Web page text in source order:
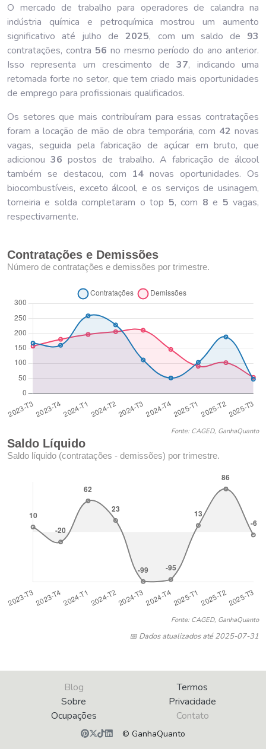
O mercado de trabalho para operadores de calandra na
indústria química e petroquímica mostrou um aumento
significativo até julho de2025, com um saldo de 93
contratações, contra 56 no mesmo período do ano anterior.
Isso representa um crescimento de37, indicando uma
retomada forte no setor, que tem criado mais oportunidades
de emprego para profissionais qualificados.
Os setores que mais contribuíram para essas contratações
foram a locação de mão de obra temporária, com 42 novas
vagas, seguida pela fabricação de açúcar em bruto, que
adicionou36 postos de trabalho. A fabricação de álcool
também se destacou, com 14 novas oportunidades. Os
biocombustíveis, exceto álcool, e os serviços de usinagem,
torneiria e solda completaram o top 5, com 8 e 5 vagas,
respectivamente.
Contratações e Demissões
Número de contratações e demissões por trimestre.
Fonte: CAGED, GanhaQuanto
Saldo Líquido
Saldo líquido (contratações - demissões) por trimestre.
Fonte: CAGED, GanhaQuanto
📅 Dados atualizados até 2025-07-31
© GanhaQuanto
Blog
Sobre
Ocupações
Termos
Privacidade
Contato